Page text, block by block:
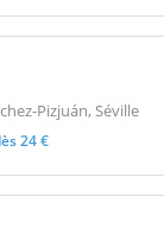
Pizjuán, Séville
24 €